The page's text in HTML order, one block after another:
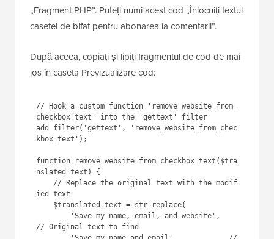
„Fragment PHP”. Puteți numi acest cod „Înlocuiți textul
casetei de bifat pentru abonarea la comentarii”.
După aceea, copiați și lipiți fragmentul de cod de mai
jos în caseta Previzualizare cod:
// Hook a custom function 'remove_website_from_
checkbox_text' into the 'gettext' filter
add_filter('gettext', 'remove_website_from_chec
kbox_text');
function remove_website_from_checkbox_text($tra
nslated_text) {
ied text
// Original text to find